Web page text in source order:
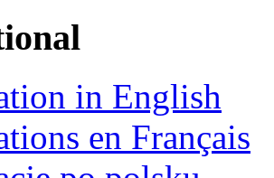
in English
en Français